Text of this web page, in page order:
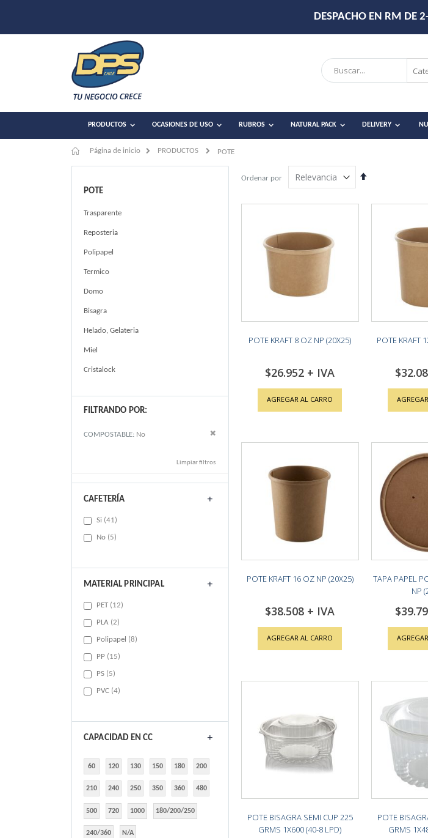
DESPACHO EN RM DE
Search
PRODUCTOS OCASIONES DE USO RUBROS NATURAL PACK DELIVERY
Página de inicio PRODUCTOS POTE
Ordenar por
POTE KRAFT 8 OZ NP (20X25)
$26.952
AGREGAR AL CARRO
POTE KRAFT
POTE KRAFT 16 OZ NP (20X25)
$38.508
AGREGAR AL CARRO
TAPA PAPEL
NP
POTE BISAGRA SEMI CUP 225
GRMS 1X600 (40-8 LPD)
POTE
GRMS
POTE
Trasparente
Reposteria
Polipapel
Termico
Domo
Bisagra
Helado, Gelateria
Miel
Cristalock
FILTRANDO POR:
COMPOSTABLE No Remove This Item
Limpiar filtros
CAFETERÍA
Si 41items
No 5items
MATERIAL PRINCIPAL
PET 12items
PLA 2items
Polipapel 8items
PP 15items
PS 5items
PVC 4items
CAPACIDAD EN CC
60 120 130 150 180 200
210 240 250 350 360 480
500 720 1000 180/200/250
240/360 N/A